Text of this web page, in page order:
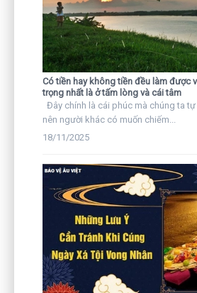
Có tiền hay không tiền đều làm được
trọng nhất là ở tấm lòng và cái tâm
Đây chính là cái phúc mà chúng ta
nên người khác có muốn chiếm...
18/11/2025